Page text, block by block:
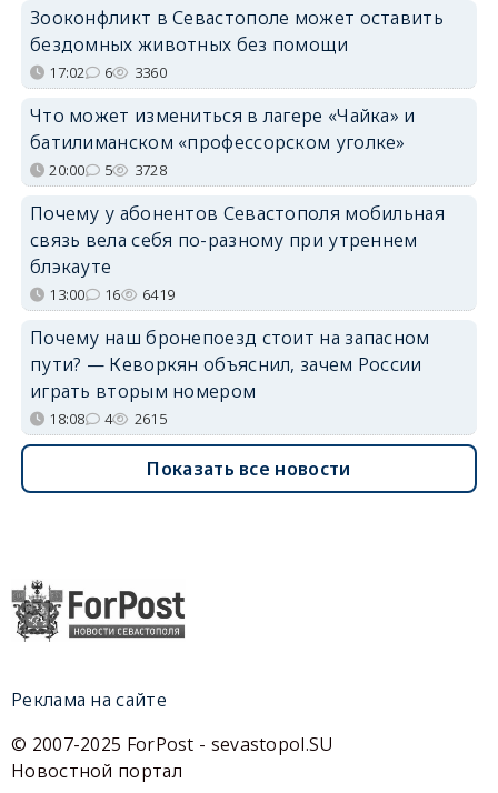
Зооконфликт в Севастополе может оставить
бездомных животных без помощи
17:02 6 3360
Что может измениться в лагере «Чайка» и
батилиманском «профессорском уголке»
20:00 5 3728
Почему у абонентов Севастополя мобильная
связь вела себя по-разному при утреннем
блэкауте
13:00 16 6419
Почему наш бронепоезд стоит на запасном
пути? — Кеворкян объяснил, зачем России
играть вторым номером
18:08 4 2615
Показать все новости
Реклама на сайте
© 2007-2025 ForPost - sevastopol.SU
Новостной портал